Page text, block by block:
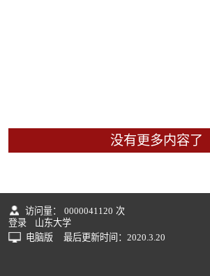
没有更多内容了
访问量： 0000041120 次
登录
山东大学
电脑版
最后更新时间： 2020 3 20